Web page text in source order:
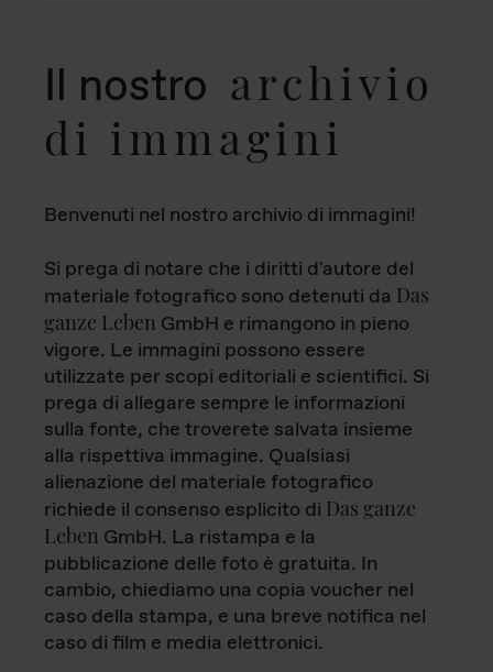
Il nostro archivio
di immagini
Benvenuti nel nostro archivio di immagini!
Si prega di notare che i diritti d'autore del
materiale fotografico sono detenuti da Das
ganze Leben GmbH e rimangono in pieno
vigore. Le immagini possono essere
utilizzate per scopi editoriali e scientifici. Si
prega di allegare sempre le informazioni
sulla fonte, che troverete salvata insieme
alla rispettiva immagine. Qualsiasi
alienazione del materiale fotografico
richiede il consenso esplicito di Das ganze
Leben GmbH. La ristampa e la
pubblicazione delle foto è gratuita. In
cambio, chiediamo una copia voucher nel
caso della stampa, e una breve notifica nel
caso di film e media elettronici.